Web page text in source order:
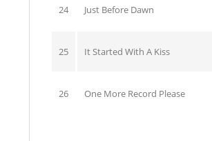
24 Just Before Dawn
25 It Started With A Kiss
26 One More Record Please